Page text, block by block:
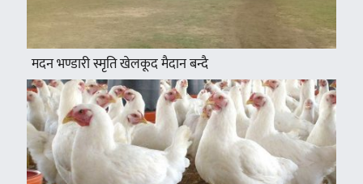
मदन भण्डारी स्मृति खेलकूद मैदान बन्दै